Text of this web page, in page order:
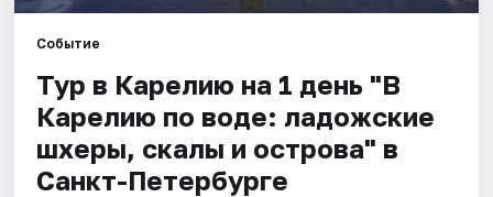
Событие
Тур в Карелию на 1 день "В
Карелию по воде: ладожские
шхеры, скалы и острова" в
Санкт-Петербурге